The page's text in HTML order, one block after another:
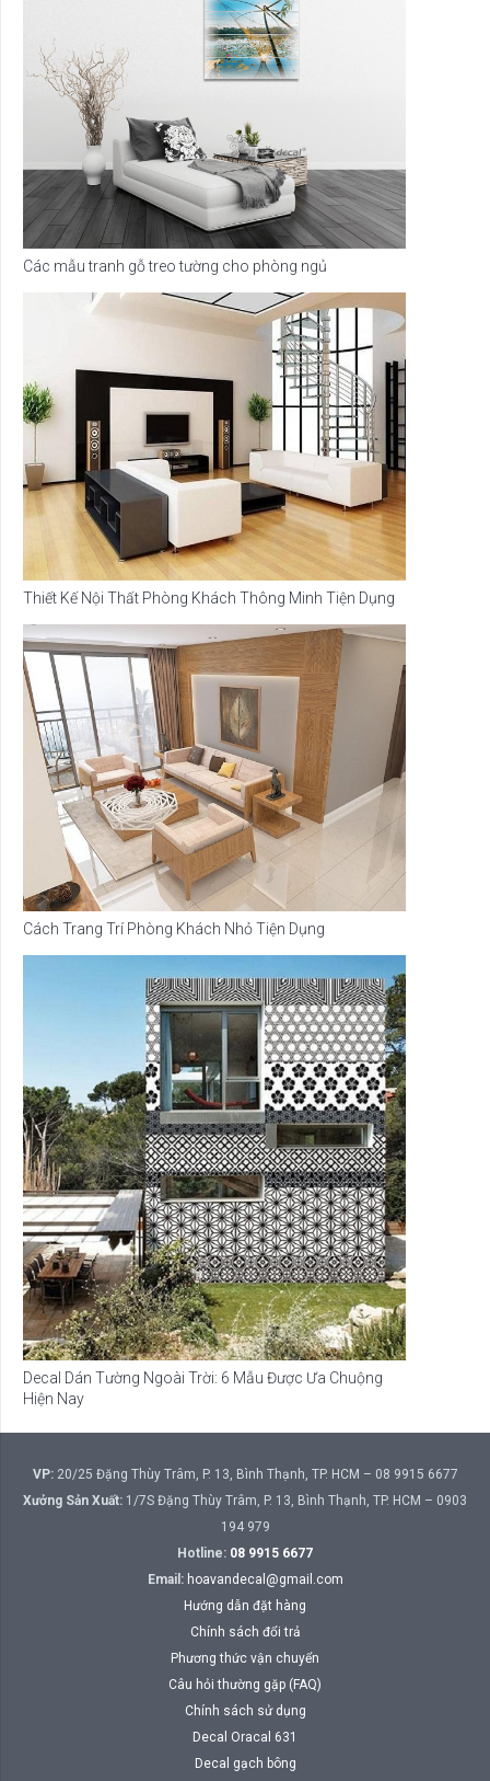
Các mẫu tranh gỗ treo tường cho phòng ngủ
Thiết Kế Nội Thất Phòng Khách Thông Minh Tiện Dụng
Cách Trang Trí Phòng Khách Nhỏ Tiện Dụng
Decal Dán Tường Ngoài Trời: 6 Mẫu Được Ưa Chuộng
Hiện Nay
VP:20/25 Đặng Thùy Trâm, P. 13, Bình Thạnh, TP. HCM – 08 9915 6677
Xưởng Sản Xuất: 1/7S Đặng Thùy Trâm, P. 13, Bình Thạnh, TP. HCM – 0903
194 979
Hotline: 08 9915 6677
Email: hoavandecal@gmail.com
Hướng dẫn đặt hàng
Chính sách đổi trả
Phương thức vận chuyển
Câu hỏi thường gặp (FAQ)
Chính sách sử dụng
Decal Oracal 631
Decal gạch bông